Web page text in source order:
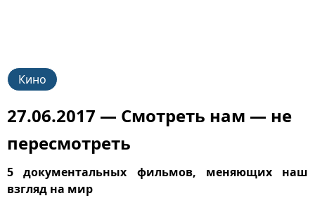
Кино
27.06.2017 — Смотреть нам — не
пересмотреть
5 документальных фильмов, меняющих наш
взгляд на мир